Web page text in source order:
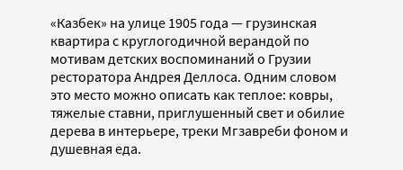
«Казбек» на улице 1905 года — грузинская
квартира с круглогодичной верандой по
мотивам детских воспоминаний о Грузии
ресторатора Андрея Деллоса. Одним словом
это место можно описать как теплое: ковры,
тяжелые ставни, приглушенный свет и обилие
дерева в интерьере, треки Мгзавреби фоном и
душевная еда.